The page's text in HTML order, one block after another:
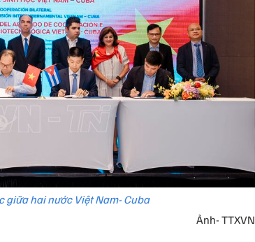
giữa hai nước Việt Nam- Cuba
Ảnh- TTXVN